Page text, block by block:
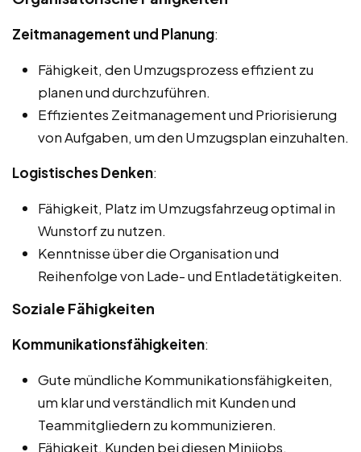
Zeitmanagement und Planung:
Fähigkeit, den Umzugsprozess effizient zu
planen und durchzuführen.
Effizientes Zeitmanagement und Priorisierung
von Aufgaben, um den Umzugsplan einzuhalten.
Logistisches Denken:
Fähigkeit, Platz im Umzugsfahrzeug optimal in
Wunstorf zu nutzen.
Kenntnisse über die Organisation und
Reihenfolge von Lade- und Entladetätigkeiten.
Soziale Fähigkeiten
Kommunikationsfähigkeiten:
Gute mündliche Kommunikationsfähigkeiten,
um klar und verständlich mit Kunden und
Teammitgliedern zu kommunizieren.
Fähigkeit, Kunden bei diesen Minijobs,